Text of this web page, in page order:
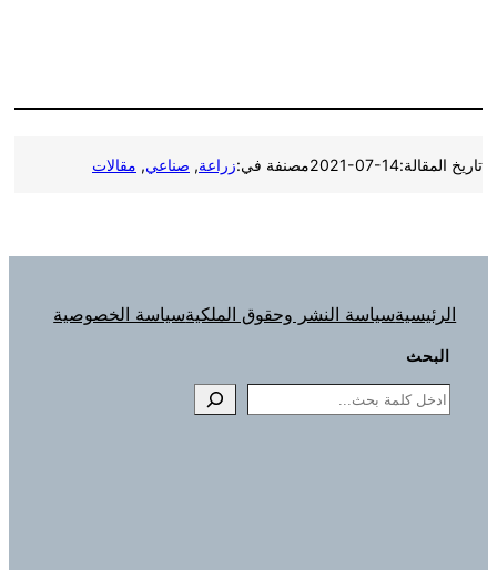
تاريخ المقالة:2021-07-14مصنفة في:زراعة, صناعي, مقالات
الرئيسيةسياسة النشر وحقوق الملكيةسياسة الخصوصية
البحث
Search